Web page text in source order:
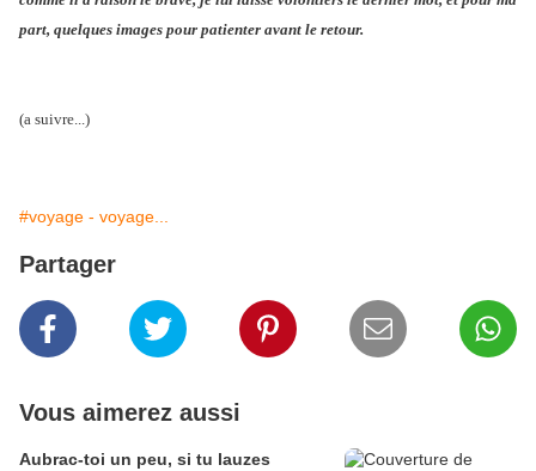
part, quelques images pour patienter avant le retour.
(a suivre...)
#voyage - voyage...
Partager
Vous aimerez aussi
Aubrac-toi un peu, si tu lauzes